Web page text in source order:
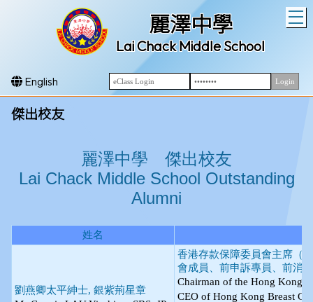
麗澤中學
Lai Chack Middle School
English
傑出校友